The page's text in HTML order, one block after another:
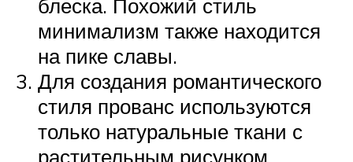
блеска. Похожий стиль
минимализм также находится
на пике славы.
Для создания романтического
стиля прованс используются
только натуральные ткани с
растительным рисунком.